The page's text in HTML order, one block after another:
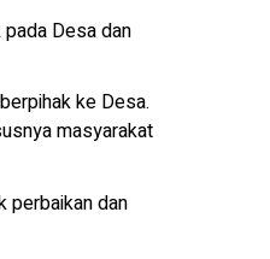
Desa dan
ke Desa.
masyarakat
perbaikan dan